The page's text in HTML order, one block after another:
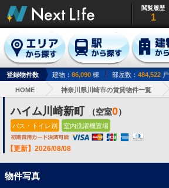
閲覧履歴
1
登録物件数 建物： 86,090 棟 部屋数： 484,522 戸
HOME 神奈川県川崎市の賃貸物件一覧
ハイム川崎新町 （空室0）
バス・トイレ別 室内洗濯機置場
【更新】2026/08/08
物件写真